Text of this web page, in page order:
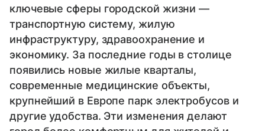
ключевые сферы городской жизни —
транспортную систему, жилую
инфраструктуру, здравоохранение и
экономику. За последние годы в столице
появились новые жилые кварталы,
современные медицинские объекты,
крупнейший в Европе парк электробусов и
другие удобства. Эти изменения делают